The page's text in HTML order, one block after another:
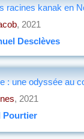
racines kanak en
, 2021
Desclèves
: une odyssée au
, 2021
Pourtier